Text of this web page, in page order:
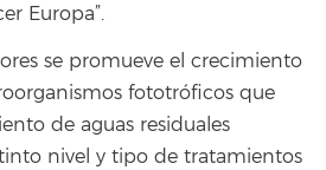
Europa”.
se promueve el crecimiento
fototróficos que
de aguas residuales
nivel y tipo de tratamientos